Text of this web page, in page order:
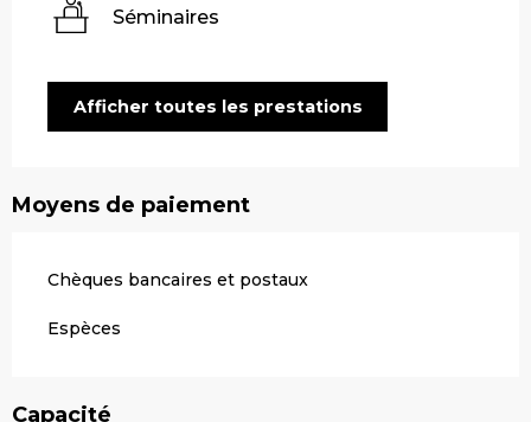
Séminaires
Afficher toutes les prestations
Moyens de paiement
Chèques bancaires et postaux
Espèces
Capacité